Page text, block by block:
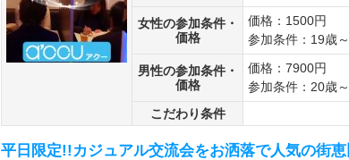
女性の参加条件・
価格
価格：1500円
参加条件：19歳
男性の参加条件・
価格
価格：7900円
参加条件：20歳
こだわり条件
平日限定!!カジュアル交流会をお洒落で人気の街